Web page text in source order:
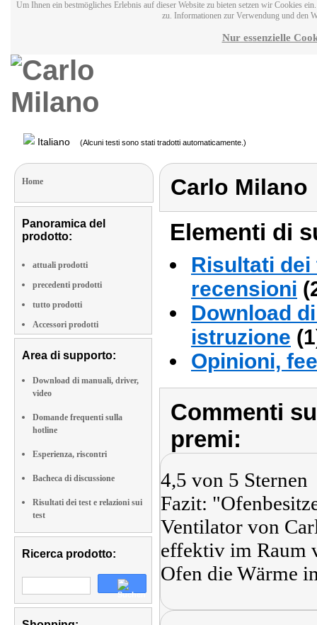
Um Ihnen ein bestmögliches Erlebnis auf dieser Website zu bieten setzen wir Cookies
zu. Informationen zur Verwendung und den
Nur essenzielle
Italiano (Alcuni testi sono stati tradotti automaticamente.)
Home
Panoramica del
prodotto:
attuali prodotti
precedenti prodotti
tutto prodotti
Accessori prodotti
Area di supporto:
Download di manuali, driver,
video
Domande frequenti sulla
hotline
Esperienza, riscontri
Bacheca di discussione
Risultati dei test e relazioni sui
test
Ricerca prodotto:
Carlo Milano
Elementi di
Risultati
recensioni
Download
istruzione
Opinioni,
Commenti
premi:
4,5 von 5 Sternen
Fazit:
Ventilator von
effektiv im Raum
Ofen die Wärme